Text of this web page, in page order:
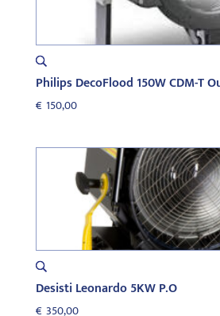
Philips DecoFlood 150W CDM-T
€ 150,00
Desisti Leonardo 5KW P.O
€ 350,00